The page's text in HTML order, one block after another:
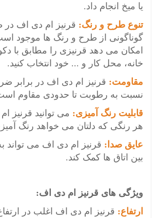
یا میخ انجام داد.
تنوع طرح و رنگ: قرنیز ام دی اف در
گوناگونی از طرح و رنگ ها موجود
امکان می دهد قرنیزی را مطابق با
خانه، محل کار و ... خود انتخاب کنید.
مقاومت: قرنیز ام دی اف در برابر
نسبت به رطوبت تا حدودی مقاوم
قابلیت رنگ آمیزی: می توانید قرنیز
هر رنگی که دلتان می خواهد رنگ
عایق صدا: قرنیز ام دی اف می تواند
بین اتاق ها کمک کند.
ویژگی های قرنیز ام دی اف:
ارتفاع: